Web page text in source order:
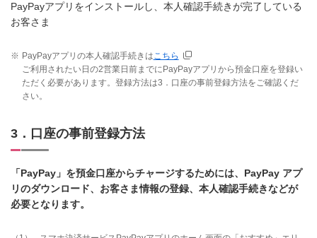
PayPayアプリをインストールし、本人確認手続きが完了している
お客さま
※ PayPayアプリの本人確認手続きはこちら
ご利用されたい日の2営業日前までにPayPayアプリから預金口座を登録い
ただく必要があります。登録方法は3．口座の事前登録方法をご確認くだ
さい。
3．口座の事前登録方法
「PayPay」を預金口座からチャージするためには、PayPay アプ
リのダウンロード、お客さま情報の登録、本人確認手続きなどが
必要となります。